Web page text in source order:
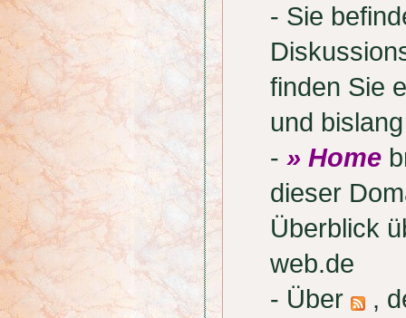
- Sie
finden Sie
und
- » Home
dieser
Überblick
web.de
- Über
,